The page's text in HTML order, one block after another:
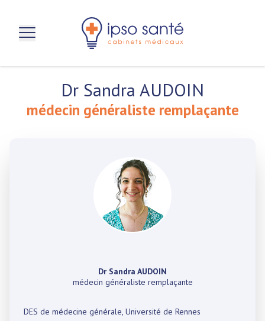
Dr Sandra AUDOIN
médecin généraliste remplaçante
Dr Sandra AUDOIN
médecin généraliste remplaçante
DES de médecine générale, Université de Rennes